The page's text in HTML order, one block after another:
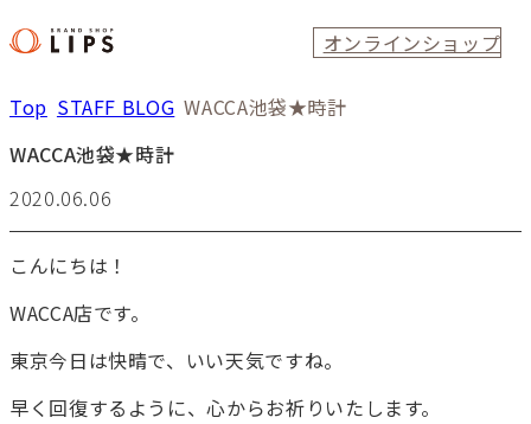
オンラインショップ
Top STAFF BLOG WACCA池袋★時計
WACCA池袋★時計
2020.06.06
こんにちは！
WACCA店です。
東京今日は快晴で、いい天気ですね。
早く回復するように、心からお祈りいたします。